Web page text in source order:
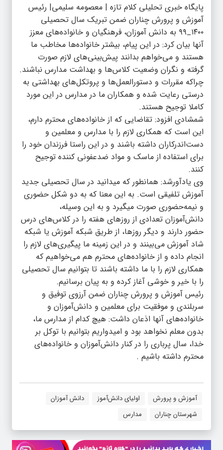
پایگاه خبری تحلیلی کلام تازه | معصومه سلیمی| رئیس
آموزش و پرورش چناران ضمن تبریک سال تحصیلی
۱۴۰۰_۹۹ به دانش آموزان، فرهنگیان و خانواده‌های معزز
آنها بیان کرد: در این پیام، بیشتر خانواده‌ها مخاطب ما
هستند و می‌خواهم بدانند پیش‌بینی‌های لازم صورت
گرفته و نگران وضعیت کلاس‌ها و بهداشت مدارس نباشند.
چراکه مقررات و دستورالعمل‌ها و پروتکل‌های بهداشتی به
درستی رعایت شده و همکاران ما در مدارس در این مورد
کاملا توجیح هستند.
شمشادی افزود: تقاضایی که از خانواده‌های محترم دارم،
این است که همکاری لازم را با مدارس و معلمین و
دست‌اندرکاران داشته باشند و در این راستا فرزندان خود را
برای استفاده از ماسک و مواد ضدعفونی کننده توجیح
کنند.
وی یادآورشد: همانطور که می‎دانید در سال تحصیلی جدید
آموزش تلفیقی است. به این معنا که به دو شکل حضوری
و نیمه‌حضوری صورت می‎گیرد و به این وسیله،
دانش‌آموزان تعدادی از روزهای هفته را در کلاس‌های درس
حضور دارند و دیگر روزها، از طریق شبکه آموزش یا شبکه
شاد آموزش می‌بینند و در این زمینه ما پیگیری‌های لازم را
انجام داده و از خانواده‌های محترم هم می‌خواهیم که
همکاری لازم را با ما داشته باشند تا بتوانیم سال تحصیلی
را با خیر و خوشی آغاز کرده و به پیان برسانیم.
رئیس آموزش و پرورش چناران ضمن آرزوی توفیق و
سربلندی و موفقیت برای معلمین و دانش‌آموزان و
خانواده‌های آنها اذعان داشت: هیچ کدام از مدارس ما،
بدون معلم نخواهد بود و امیدواریم بتوانیم با توکل بر
خدا، سال پرباری را در کنار دانش‌آموزان و خانواده‌های
محترم داشته باشیم .
آموزش و پرورش اولیای دانش‌آموز
دانش آموزان
شهرستان چناران
مدارس